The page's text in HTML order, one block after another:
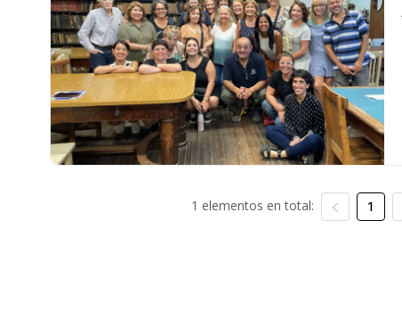
1 elementos en total: 1